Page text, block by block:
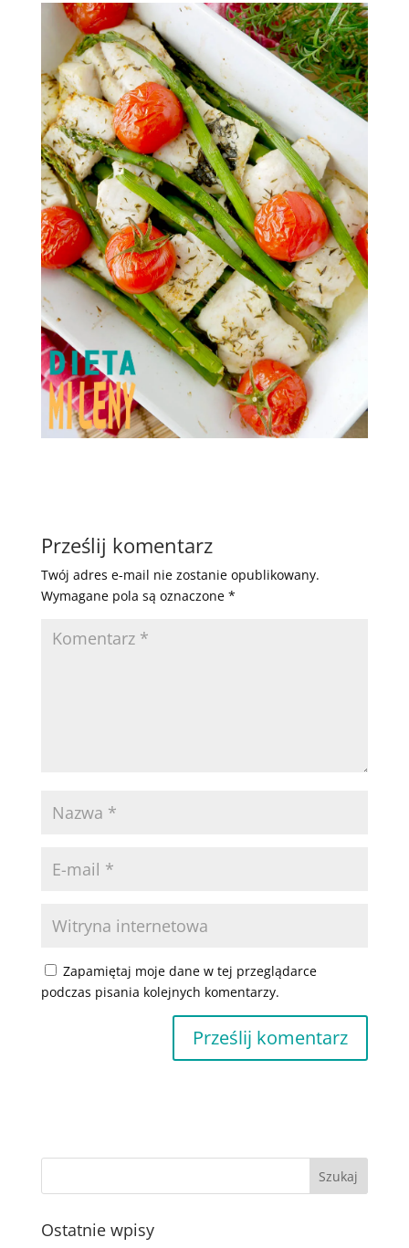
Prześlij komentarz
Twój adres e-mail nie zostanie opublikowany.
Wymagane pola są oznaczone *
Zapamiętaj moje dane w tej przeglądarce
podczas pisania kolejnych komentarzy.
Ostatnie wpisy